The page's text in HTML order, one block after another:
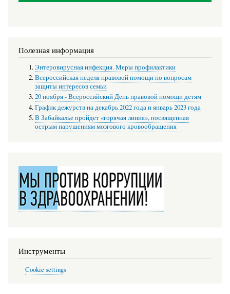
Полезная информация
Энтеровирусная инфекция. Меры профилактики
Всероссийская неделя правовой помощи по вопросам
защиты интересов семьи
20 ноября - Всероссийский День правовой помощи детям
График дежурств на декабрь 2022 года и январь 2023 года
В Забайкалье пройдет «горячая линия», посвященная
острым нарушениям мозгового кровообращения
Инструменты
Cookie settings